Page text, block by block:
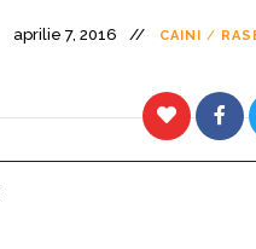
aprilie 7, 2016 CAINI /